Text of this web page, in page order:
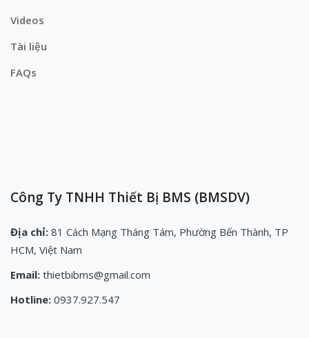
Videos
Tài liệu
FAQs
Công Ty TNHH Thiết Bị BMS (BMSDV)
Địa chỉ: 81 Cách Mạng Tháng Tám, Phường Bến Thành, TP
HCM, Việt Nam
Email: thietbibms@gmail.com
Hotline: 0937.927.547